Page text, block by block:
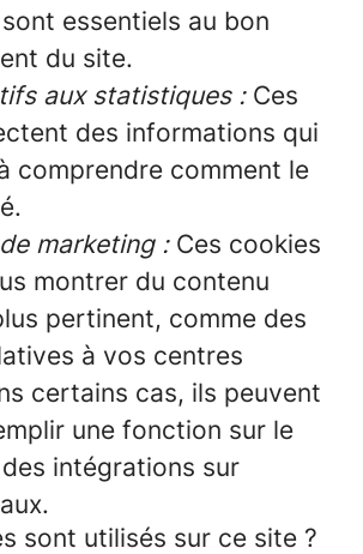
essentiels au bon
du site.
aux statistiques :Ces
des informations qui
comprendre comment le
marketing :Ces cookies
montrer du contenu
pertinent, comme des
à vos centres
certains cas, ils peuvent
une fonction sur le
intégrations sur
sont utilisés sur ce site ?